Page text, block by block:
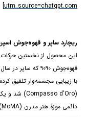
utm_source=chatgpt.com
]
ریچارد ساپر و قهوه‌جوش
این محصول از نخستین
قهوه‌جوش ۹۰۹۰که ساپر در سال 1978 آن را دیزاین کرد، ایمنی و آسانیِ استفاده
با زیبایی مجسمه‌وار تلفیق
(
Compasso d'Oro) شد و
دائمی موزۀ هنر مدرن (MoMA